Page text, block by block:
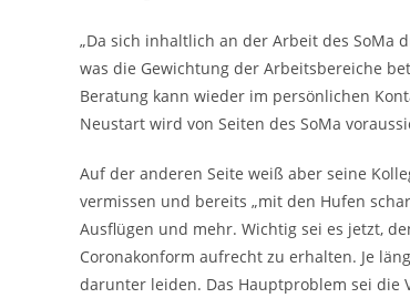
„Da sich inhaltlich an der Arbeit des SoMa
was die Gewichtung der Arbeitsbereiche
Beratung kann wieder im persönlichen
Neustart wird von Seiten des SoMa
Auf der anderen Seite weiß aber seine
vermissen und bereits „mit den Hufen
Ausflügen und mehr. Wichtig sei es jetzt,
Coronakonform aufrecht zu erhalten. Je
darunter leiden. Das Hauptproblem sei die